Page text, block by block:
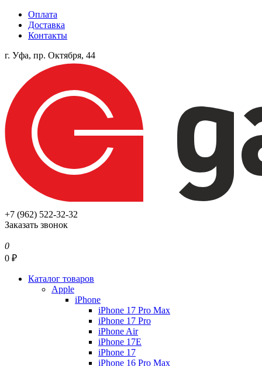
Оплата
Доставка
Контакты
г. Уфа, пр. Октября, 44
+7 (962) 522-32-32
Заказать звонок
0
0 ₽
Каталог товаров
Apple
iPhone
iPhone 17 Pro Max
iPhone 17 Pro
iPhone Air
iPhone 17E
iPhone 17
iPhone 16 Pro Max